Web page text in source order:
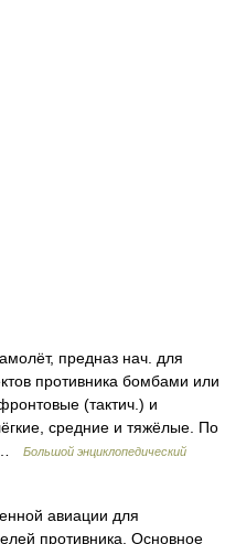
предназ нач. для
противника бомбами или
(тактич.) и
средние и тяжёлые. По
…
Большой энциклопедический
авиации для
противника. Основное